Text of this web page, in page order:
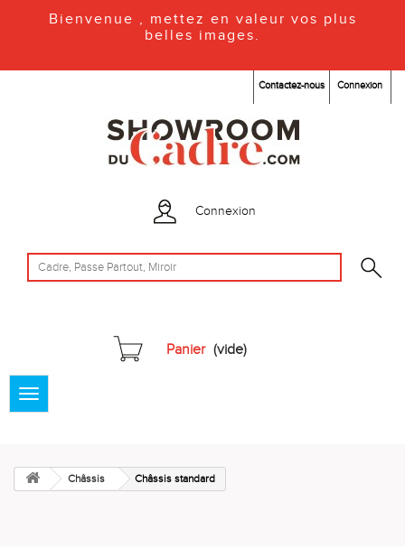
Bienvenue , mettez en valeur vos plus
belles images.
Connexion
Contactez-nous
Connexion
Panier (vide)
Toggle
navigation
Châssis Châssis standard